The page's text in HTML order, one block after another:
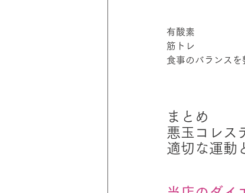
有酸素
筋トレ
食事のバランスを
まとめ
悪玉コレス
適切な運動